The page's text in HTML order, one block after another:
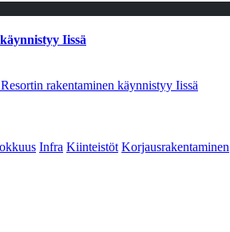
Iissä
rakentaminen käynnistyy Iissä
Infra Kiinteistöt Korjausrakentaminen